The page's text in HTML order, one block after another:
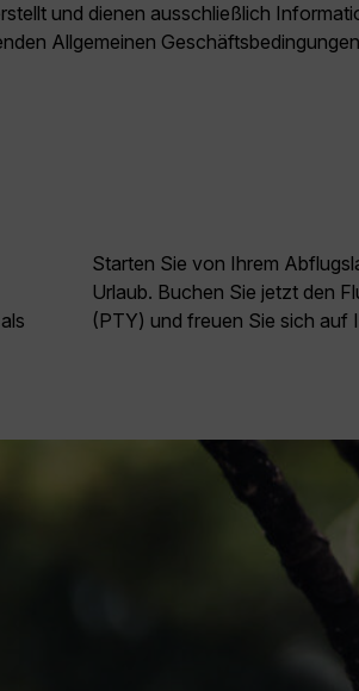
und dienen ausschließlich
Allgemeinen
Starten Sie von Ihrem
Urlaub. Buchen Sie jetzt den
(PTY) und freuen Sie sich auf